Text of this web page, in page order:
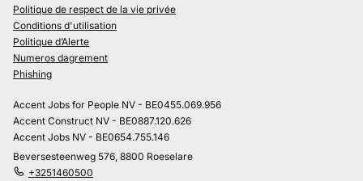
Politique de respect de la vie privée
Conditions d'utilisation
Politique d’Alerte
Numeros dagrement
Phishing
Accent Jobs for People NV - BE0455.069.956
Accent Construct NV - BE0887.120.626
Accent Jobs NV - BE0654.755.146
Beversesteenweg 576, 8800 Roeselare
+3251460500